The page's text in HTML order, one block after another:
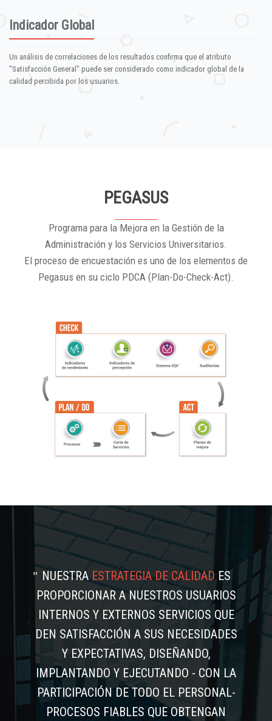
Indicador Global
Un análisis de correlaciones de los resultados confirma que el atributo
"Satisfacción General" puede ser considerado como indicador global de la
calidad percibida por los usuarios.
PEGASUS
Programa para la Mejora en la Gestión de la
Administración y los Servicios Universitarios.
El proceso de encuestación es uno de los elementos de
Pegasus en su ciclo PDCA (Plan-Do-Check-Act).
NUESTRAESTRATEGIA DE CALIDADES
PROPORCIONAR A NUESTROS USUARIOS
INTERNOS Y EXTERNOS SERVICIOS QUE
DEN SATISFACCIÓN A SUS NECESIDADES
Y EXPECTATIVAS, DISEÑANDO,
IMPLANTANDO Y EJECUTANDO - CON LA
PARTICIPACIÓN DE TODO EL PERSONAL-
PROCESOS FIABLES QUE OBTENGAN